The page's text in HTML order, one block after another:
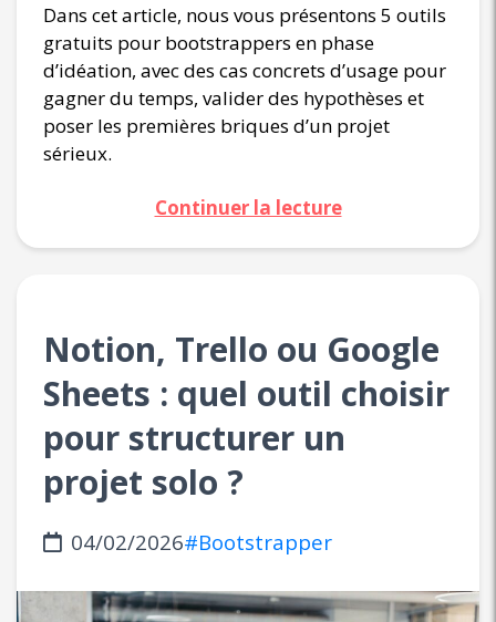
Dans cet article, nous vous présentons 5 outils
gratuits pour bootstrappers en phase
d’idéation, avec des cas concrets d’usage pour
gagner du temps, valider des hypothèses et
poser les premières briques d’un projet
sérieux.
Continuer la lecture
Notion, Trello ou Google
Sheets : quel outil choisir
pour structurer un
projet solo ?
04/02/2026#Bootstrapper